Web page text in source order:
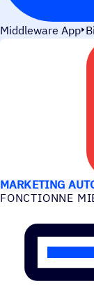
Middleware App
CAS
MARKETING
FONC­TIONNE